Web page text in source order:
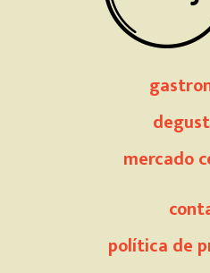
mercado
política de